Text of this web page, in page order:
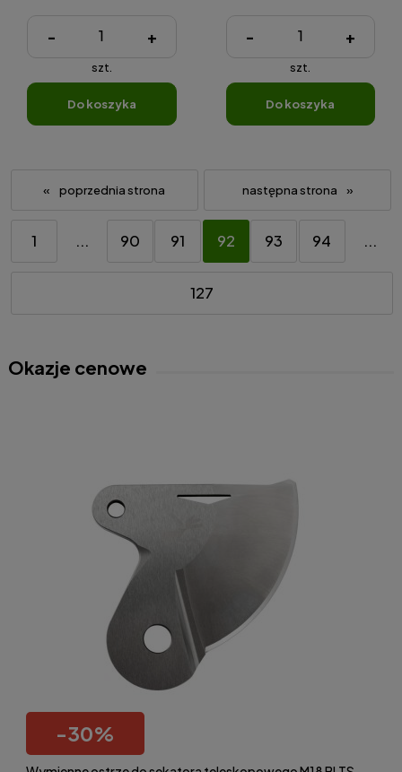
- +
szt.
do koszyka
- +
szt.
do koszyka
«
1 ... 90 91 92 93 94 ...
127
»
Okazje cenowe
-30%